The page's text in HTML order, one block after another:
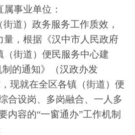
属事业单位 ：
道）政务服务工作质效，
量，根据《汉中市人民政府
（街道）便民服务中心建
制的通知》（汉政办发
现就在全区各镇（街道）便
合设岗、多岗融合、一人多
内容的“一窗通办”工作机制